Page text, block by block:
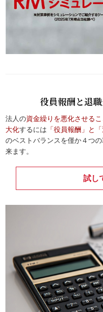
役員報酬と退
法人の資金繰りを悪化させる
大化するには 「役員報酬」と
のベストバランスを僅か４つ
来ます。
試し